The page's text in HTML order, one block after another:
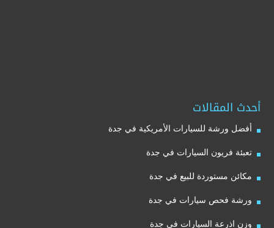
أحدث المقالات
أفضل ورشة للسيارات الأمريكية في جدة
تعبئة فريون السيارات في جدة
مكائن مستوردة للبيع في جدة
ورشة فحص سيارات في جدة
وزن اذرعة السيارات في جدة